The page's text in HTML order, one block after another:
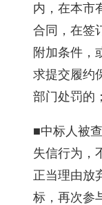
内，在本市
合同，在签
附加条件，
求提交履约
部门处罚的；
■中标人被
失信行为，
正当理由放
标，再次参